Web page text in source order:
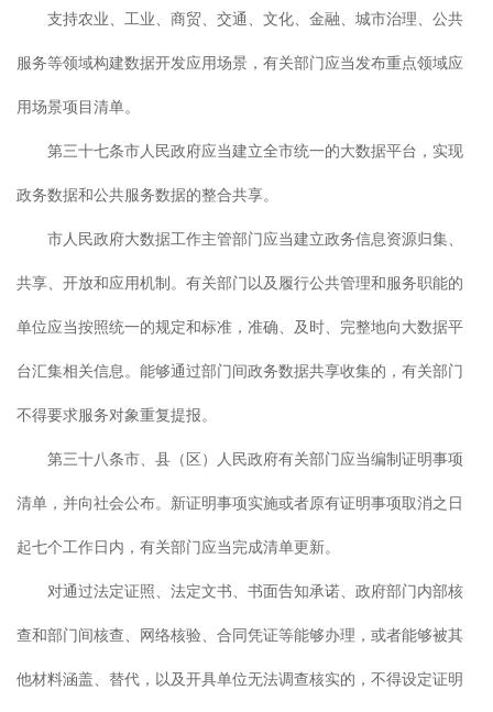
支持农业、工业、商贸、交通、文化、金融、城市治理、公共
服务等领域构建数据开发应用场景，有关部门应当发布重点领域应
用场景项目清单。
第三十七条市人民政府应当建立全市统一的大数据平台，实现
政务数据和公共服务数据的整合共享。
市人民政府大数据工作主管部门应当建立政务信息资源归集、
共享、开放和应用机制。有关部门以及履行公共管理和服务职能的
单位应当按照统一的规定和标准，准确、及时、完整地向大数据平
台汇集相关信息。能够通过部门间政务数据共享收集的，有关部门
不得要求服务对象重复提报。
第三十八条市、县（区）人民政府有关部门应当编制证明事项
清单，并向社会公布。新证明事项实施或者原有证明事项取消之日
起七个工作日内，有关部门应当完成清单更新。
对通过法定证照、法定文书、书面告知承诺、政府部门内部核
查和部门间核查、网络核验、合同凭证等能够办理，或者能够被其
他材料涵盖、替代，以及开具单位无法调查核实的，不得设定证明